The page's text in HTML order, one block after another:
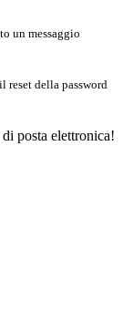
un messaggio
reset della password
posta elettronica!